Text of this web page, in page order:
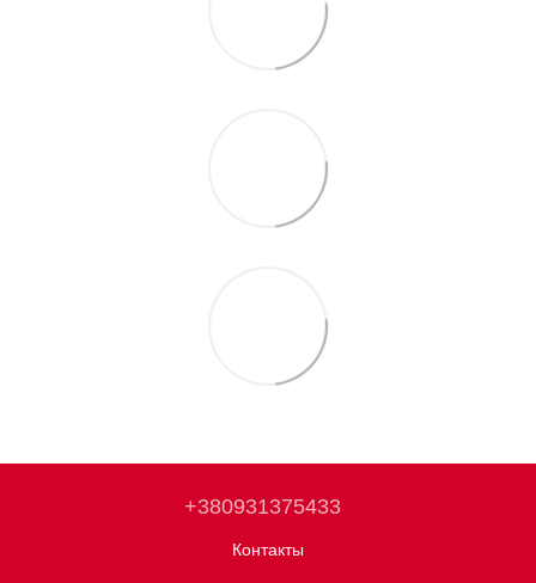
+380931375433
Контакты